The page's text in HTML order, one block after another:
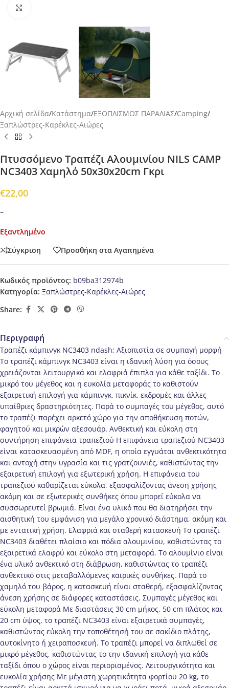
Αρχική σελίδα/Κατάστημα/ΕΞΟΠΛΙΣΜΟΣ ΠΑΡΑΛΙΑΣ/Camping/
Ξαπλώστρες-Καρέκλες-Αιώρες
Πτυσσόμενο Τραπέζι Αλουμινίου NILS CAMP
NC3403 Χαμηλό 50x30x20cm Γκρι
€22,00
–
Εξαντλημένο
Σύγκριση
Προσθήκη στα Αγαπημένα
Κωδικός προϊόντος: b09ba312974b
Κατηγορία: Ξαπλώστρες-Καρέκλες-Αιώρες
Share:
Περιγραφή
Τραπέζι κάμπινγκ NC3403 ndash; Αξιοπιστία σε συμπαγή μορφή
Το τραπέζι κάμπινγκ NC3403 είναι η ιδανική λύση για όσους
χρειάζονται λειτουργικά και ελαφριά έπιπλα για κάθε ταξίδι. Το
μικρό του μέγεθος και η ευκολία μεταφοράς το καθιστούν
εξαιρετική επιλογή για κάμπινγκ, πικνίκ, εκδρομές και άλλες
υπαίθριες δραστηριότητες. Παρά το συμπαγές του μέγεθος, αυτό
το τραπέζι παρέχει αρκετό χώρο για την αποθήκευση ποτών,
φαγητού και μικρών αξεσουάρ. Ανθεκτική και εύκολη στη
συντήρηση επιφάνεια τραπεζιού Η επιφάνεια τραπεζιού NC3403
είναι κατασκευασμένη από MDF, η οποία εγγυάται ανθεκτικότητα
και αντοχή στην υγρασία και τις γρατζουνιές, καθιστώντας την
εξαιρετική επιλογή για εξωτερική χρήση. Η επιφάνεια του
τραπεζιού καθαρίζεται εύκολα, εξασφαλίζοντας άνεση χρήσης
ακόμη και σε εξωτερικές συνθήκες όπου μπορεί εύκολα να
συσσωρευτεί βρωμιά. Είναι ένα υλικό που θα διατηρήσει την
αισθητική του εμφάνιση για μεγάλο χρονικό διάστημα, ακόμη και
με εντατική χρήση. Ελαφριά και σταθερή κατασκευή Το τραπέζι
NC3403 διαθέτει πλαίσιο και πόδια αλουμινίου, καθιστώντας το
εξαιρετικά ελαφρύ και εύκολο στη μεταφορά. Το αλουμίνιο είναι
ένα υλικό ανθεκτικό στη διάβρωση, καθιστώντας το τραπέζι
ανθεκτικό στις μεταβαλλόμενες καιρικές συνθήκες. Παρά το
χαμηλό του βάρος, η κατασκευή είναι σταθερή, εξασφαλίζοντας
άνεση χρήσης σε διάφορες καταστάσεις. Συμπαγές μέγεθος και
εύκολη μεταφορά Με διαστάσεις 30 cm μήκος, 50 cm πλάτος και
20 cm ύψος, το τραπέζι NC3403 είναι εξαιρετικά συμπαγές,
καθιστώντας εύκολη την τοποθέτησή του σε σακίδιο πλάτης,
αυτοκίνητο ή χειραποσκευή. Το τραπέζι μπορεί να διπλωθεί σε
μικρό μέγεθος, καθιστώντας το την ιδανική επιλογή για κάθε
ταξίδι όπου ο χώρος είναι περιορισμένος. Λειτουργικότητα και
ευκολία χρήσης Με μέγιστη χωρητικότητα φορτίου 20 kg, το